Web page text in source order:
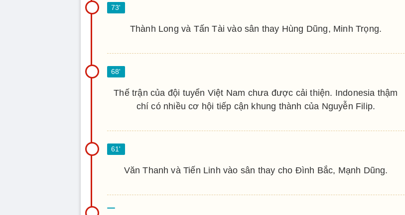
Thành Long và Tấn Tài vào sân thay Hùng Dũng, Minh Trọng.
Thế trận của đội tuyển Việt Nam chưa được cải thiện. Indonesia thậm
chí có nhiều cơ hội tiếp cận khung thành của Nguyễn Filip.
Văn Thanh và Tiến Linh vào sân thay cho Đình Bắc, Mạnh Dũng.